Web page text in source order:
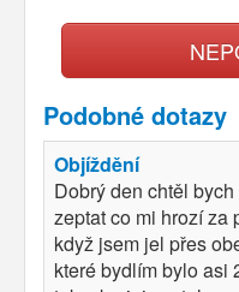
Podobné dotazy
Objíždění
Dobrý den chtěl bych
zeptat co mi hrozí za
když jsem jel přes
které bydlím bylo asi